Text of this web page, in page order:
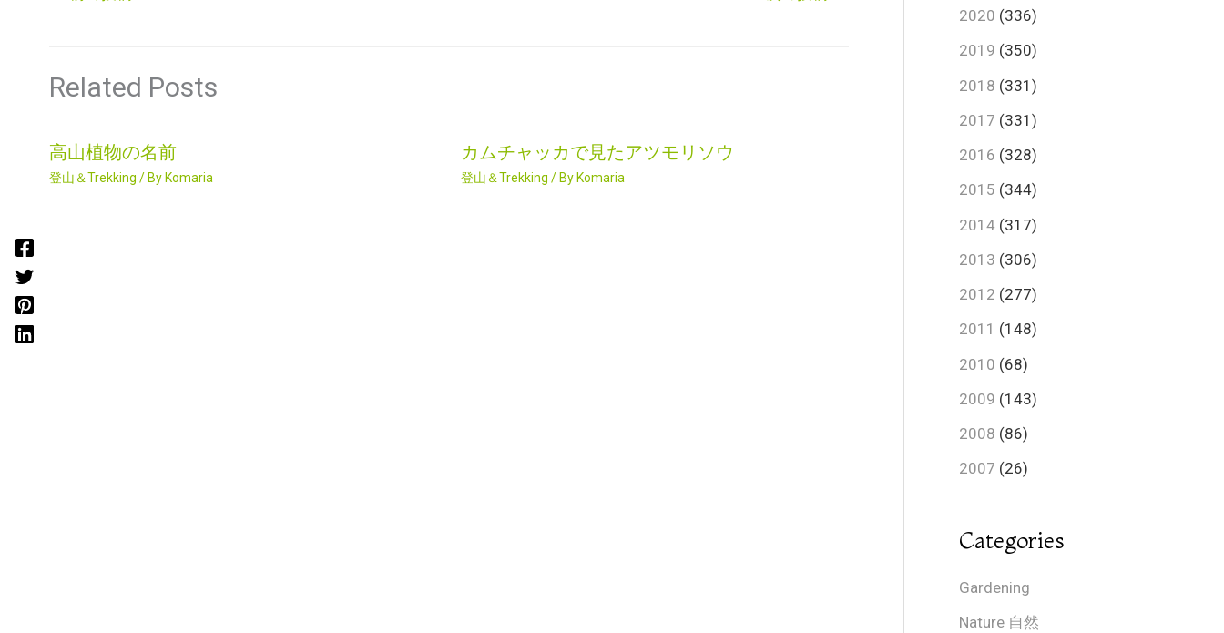
Related Posts
高山植物の名前
登山＆Trekking / By Komaria
カムチャッカで見たアツモリソウ
登山＆Trekking / By Komaria
2020 (336)
2019 (350)
2018 (331)
2017 (331)
2016 (328)
2015 (344)
2014 (317)
2013 (306)
2012 (277)
2011 (148)
2010 (68)
2009 (143)
2008 (86)
2007 (26)
Categories
Gardening
Nature 自然